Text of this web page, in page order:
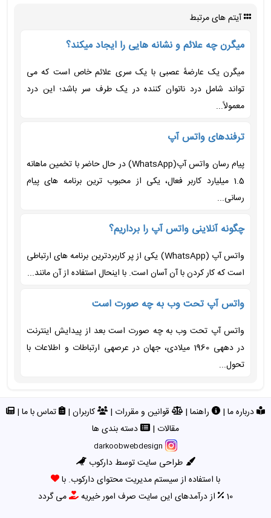
آیتم های مرتبط
میگرن چه علائم و نشانه هایی را ایجاد میکند؟
میگرن یک عارضهٔ عصبی با یک‌ سری علائم خاص است که می
‌تواند شامل درد ناتوان ‌کننده در یک طرف سر باشد؛ این درد
معمولاً...
ترفندهای واتس آپ
پیام رسان واتس آپ(WhatsApp) در حال حاضر با تخمین ماهانه
1.5 میلیارد کاربر فعال، یکی از محبوب ترین برنامه های پیام
رسانی...
چگونه آنلاینی واتس آپ را برداریم؟
واتس آپ (WhatsApp) یکی از پر کاربردترین برنامه های ارتباطی
است که کار کردن با آن آسان است. با اینحال استفاده از آن مانند...
واتس آپ تحت وب به چه صورت است
واتس آپ تحت وب به چه صورت است بعد از پیدایش اینترنت
در دهه­ی 1960 میلادی، جهان در عرصه­ی ارتباطات و اطلاعات با
تحول...
درباره ما | راهنما | قوانین و مقررات | کاربران | تماس با ما|
مقالات | دسته بندی ها
darkoobwebdesign
طراحی سایت توسط دارکوب
با استفاده از سیستم مدیریت محتوای دارکوب. با
10
از درآمدهای این سایت صرف امور خیریه می گردد